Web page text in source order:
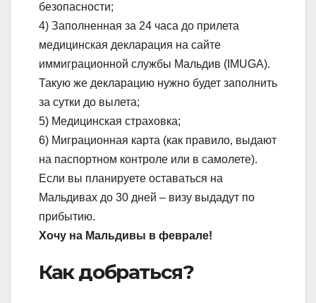
безопасности;
4) Заполненная за 24 часа до прилета
медицинская декларация на сайте
иммиграционной службы Мальдив (IMUGA).
Такую же декларацию нужно будет заполнить
за сутки до вылета;
5) Медицинская страховка;
6) Миграционная карта (как правило, выдают
на паспортном контроле или в самолете).
Если вы планируете оставаться на
Мальдивах до 30 дней – визу выдадут по
прибытию.
Хочу на Мальдивы в феврале!
Как добраться?